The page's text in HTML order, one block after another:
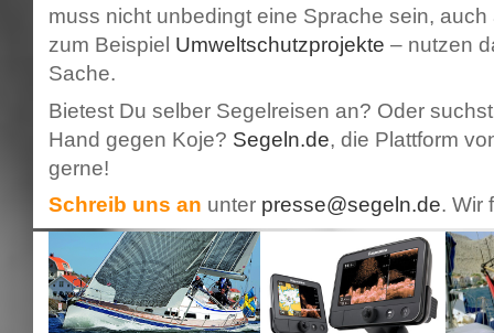
muss nicht unbedingt eine Sprache sein,
zum Beispiel Umweltschutzprojekte – nutzen
Sache.
Bietest Du selber Segelreisen an? Oder
Hand gegen Koje? Segeln.de, die Plattform
gerne!
Schreib uns an unter presse@segeln.de. Wir